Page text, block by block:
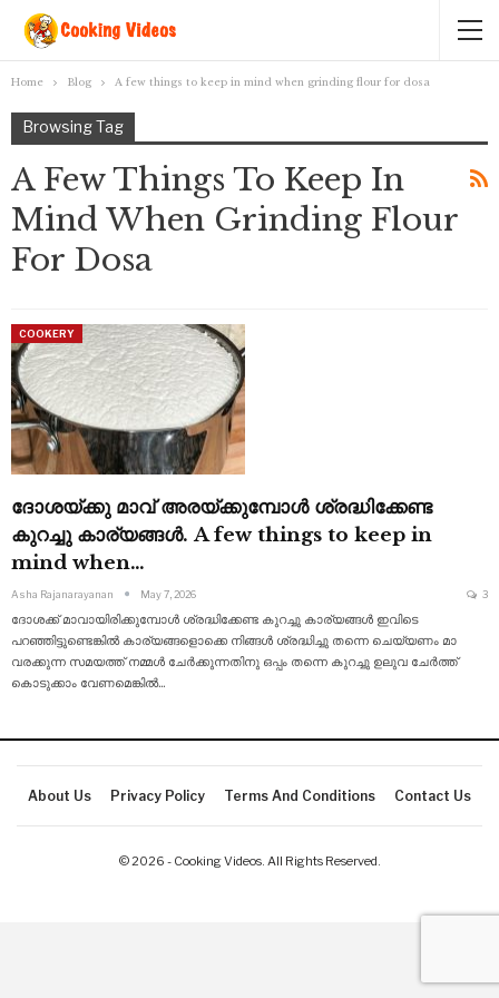
Home Blog A few things to keep in mind when grinding flour for dosa
Browsing Tag
A Few Things To Keep In
Mind When Grinding Flour
For Dosa
COOKERY
ദോശയ്ക്കു മാവ് അരയ്ക്കുമ്പോൾ ശ്രദ്ധിക്കേണ്ട
കുറച്ചു കാര്യങ്ങൾ. A few things to keep in
mind when…
Asha Rajanarayanan May 7, 2026 3
ദോശക്ക് മാവായിരിക്കുമ്പോൾ ശ്രദ്ധിക്കേണ്ട കുറച്ചു കാര്യങ്ങൾ ഇവിടെ
പറഞ്ഞിട്ടുണ്ടെങ്കിൽ കാര്യങ്ങളൊക്കെ നിങ്ങൾ ശ്രദ്ധിച്ചു തന്നെ ചെയ്യണം മാ
വരക്കുന്ന സമയത്ത് നമ്മൾ ചേർക്കുന്നതിനു ഒപ്പം തന്നെ കുറച്ചു ഉലുവ ചേർത്ത്
കൊടുക്കാം വേണമെങ്കിൽ…
About Us Privacy Policy Terms And Conditions Contact Us
© 2026 - Cooking Videos. All Rights Reserved.